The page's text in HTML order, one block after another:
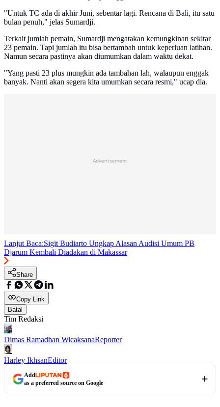
"Untuk TC ada di akhir Juni, sebentar lagi. Rencana di Bali, itu satu
bulan penuh," jelas Sumardji.
Terkait jumlah pemain, Sumardji mengatakan kemungkinan sekitar
23 pemain. Tapi jumlah itu bisa bertambah untuk keperluan latihan.
Namun secara pastinya akan diumumkan dalam waktu dekat.
"Yang pasti 23 plus mungkin ada tambahan lah, walaupun enggak
banyak. Nanti akan segera kita umumkan secara resmi," ucap dia.
Advertisement
Lanjut Baca:Sigit Budiarto Ungkap Alasan Audisi Umum PB
Djarum Kembali Diadakan di Makassar
Share
Copy Link
Batal
Tim Redaksi
Dimas Ramadhan WicaksanaReporter
Harley IkhsanEditor
Add
as a preferred source on Google